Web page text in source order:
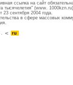
ссылка на сайт
тысячелетия" (www. 1000kzn.ru)
23 сентября 2004 года.
в сфере массовых
. ru